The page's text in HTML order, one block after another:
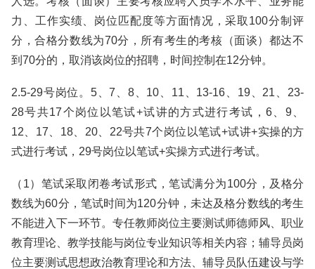
力、工作实绩、岗位匹配度等方面情况，采取100分制评
分，合格分数线为70分，所有考生的考核（面谈）都达不
到70分的，取消该岗位的招聘，时间控制在12分钟。
2.5-29号岗位。5、7、8、10、11、13-16、19、21、23-
28号共17个岗位以笔试+试讲的方式进行考试，6、9、
12、17、18、20、22号共7个岗位以笔试+试讲+实操的方
式进行考试，29号岗位以笔试+实操方式进行考试。
（1）笔试采取闭卷考试形式，笔试满分为100分，及格分
数线为60分，笔试时间为120分钟，未达及格分数线的考生
不能进入下一环节。专任教师岗位主要测试师德师风、职业
教育理论、教学技能与岗位专业知识等相关内容；辅导员岗
位主要测试思想政治教育理论和方法、辅导员队伍建设与学